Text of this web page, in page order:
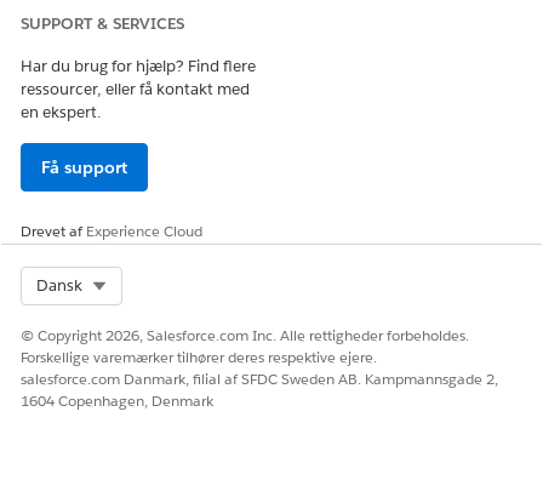
SUPPORT & SERVICES
Har du brug for hjælp? Find flere
ressourcer, eller få kontakt med
en ekspert.
Få support
Drevet afExperience Cloud
Dansk
© Copyright 2026, Salesforce.com Inc. Alle rettigheder forbeholdes.
Forskellige varemærker tilhører deres respektive ejere.
salesforce.com Danmark, filial af SFDC Sweden AB. Kampmannsgade 2,
1604 Copenhagen, Denmark